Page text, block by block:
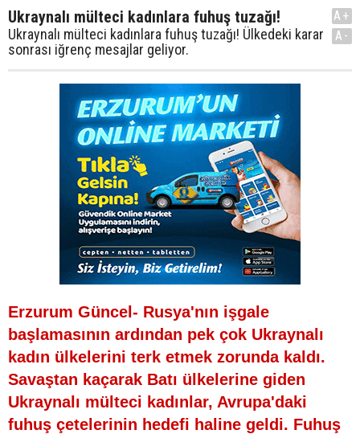
Ukraynalı mülteci kadınlara fuhuş tuzağı!
Ukraynalı mülteci kadınlara fuhuş tuzağı! Ülkedeki karar
sonrası iğrenç mesajlar geliyor.
A+
A-
Erzurum Güncel- Rusya'nın işgale
başlamasının ardından pek çok Ukraynalı
kadın ülkelerini terk etmek zorunda kaldı.
Savaştan kaçarak Batı ülkelerine giden
Ukraynalı mülteci kadınlar, Avrupa'daki
fuhuş çetelerinin hedefi haline geldi. Fuhuş